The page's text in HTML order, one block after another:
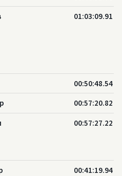
01:03:09.91
00:50:48.54
00:57:20.82
00:57:27.22
00:41:19.94